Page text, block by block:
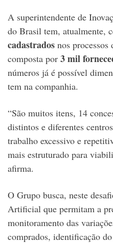
A superintendente de
do Brasil tem, atualmente,
cadastrados nos processos
composta por 3 mil
números já é possível
tem na companhia.
“São muitos itens, 14
distintos e diferentes
trabalho excessivo e
mais estruturado para
afirma.
O Grupo busca, neste
Artificial que permitam a
monitoramento das
comprados, identificação